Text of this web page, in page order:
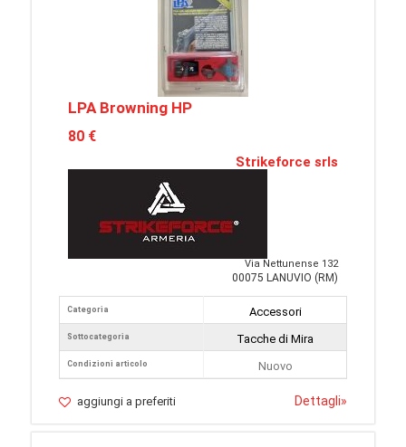
LPA Browning HP
80 €
Strikeforce srls
Via Nettunense 132
00075 LANUVIO (RM)
Categoria
Sottocategoria
Condizioni articolo
Accessori
Tacche di Mira
Nuovo
aggiungi a preferiti Dettagli»